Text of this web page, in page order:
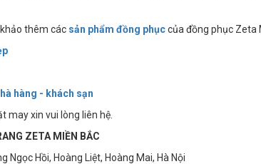
thêm các sản phẩm đồng phụccủa đồng phục Zeta
hàng - khách sạn
may xin vui lòng liên hệ.
ZETA MIỀN BẮC
Hồi, Hoàng Liệt, Hoàng Mai, Hà Nội